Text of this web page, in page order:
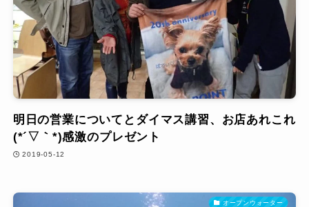
明日の営業についてとダイマス講習、お店あれこれ
(*´▽｀*)感激のプレゼント
2019-05-12
オープンウォーター